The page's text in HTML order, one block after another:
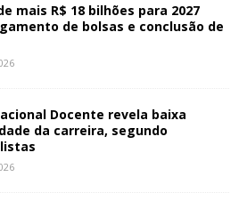
mais R$ 18 bilhões para 2027
de bolsas e conclusão de
Docente revela baixa
da carreira, segundo